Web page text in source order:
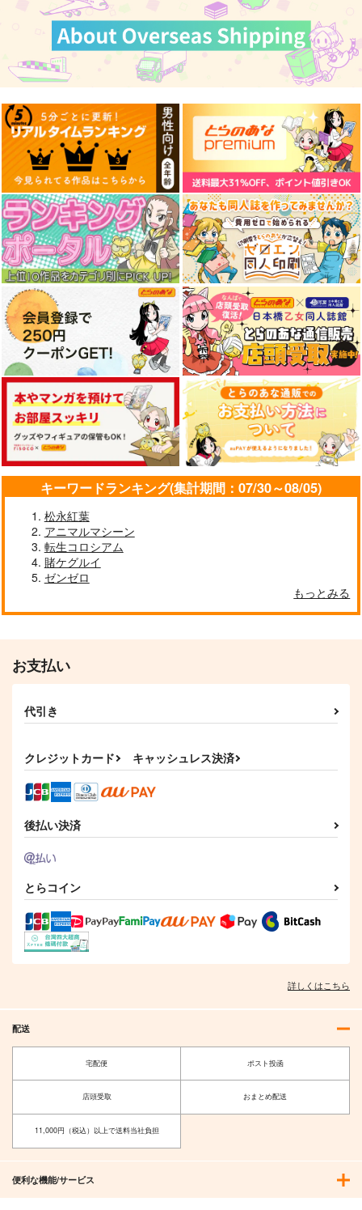
妙齢型重巡伝 残念だ
よ!!足柄さん(48)
HYPER BRAND
880円（税込）
艦隊これくしょん-艦これ-
足柄
サンプル
カート
ボクカワウソ戦隊ビッ
クセブン
Mystic Lab
660円（税込）
艦隊これくしょん-艦これ-
ボクカワウソ
長門
コロラド
サンプル
カート
I/RO
めるくまある/ALL.
専売 1,100円（税込）
艦隊これくしょん-艦これ-
呂500
島風
サンプル
カート
キーワードランキング(集計期間：07/30～08/05)
松永紅葉
アニマルマシーン
転生コロシアム
賭ケグルイ
ゼンゼロ
もっとみる
お支払い
代引き
クレジットカード キャッシュレス決済
後払い決済
とらコイン
詳しくはこちら
配送
宅配便 ポスト投函
店頭受取 おまとめ配送
11,000円（税込）以上で送料当社負担
便利な機能/サービス